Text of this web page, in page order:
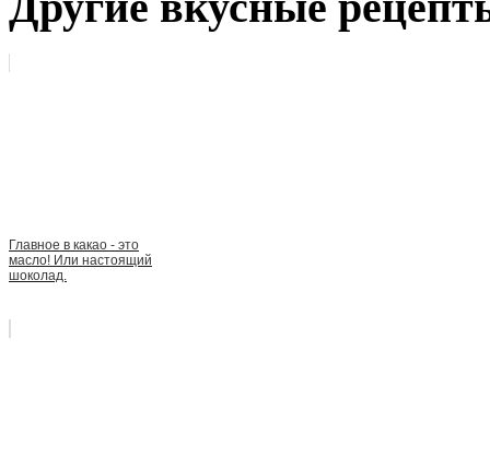
Главное в какао - это
масло! Или настоящий
шоколад.